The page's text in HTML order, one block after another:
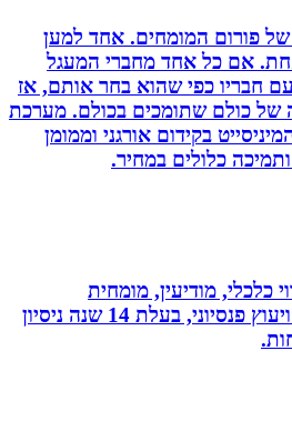
המומחים. אחד למען
כל אחד מחברי המעגל
כפי שהוא בחר אותם, אז
שתומכים בכולם. מערכת
בקידום אורגני וממומן
כלולים במחיר.
מודיעין, מומחית
להתנהלות כלכלית ויעוץ פנסיוני, בעלת 14 שנה ניסיון